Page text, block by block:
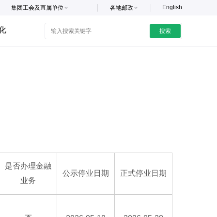
English
各地邮政
集团工会及直属单位
搜索
是否办理金融
业务
公示停业日期 正式停业日期